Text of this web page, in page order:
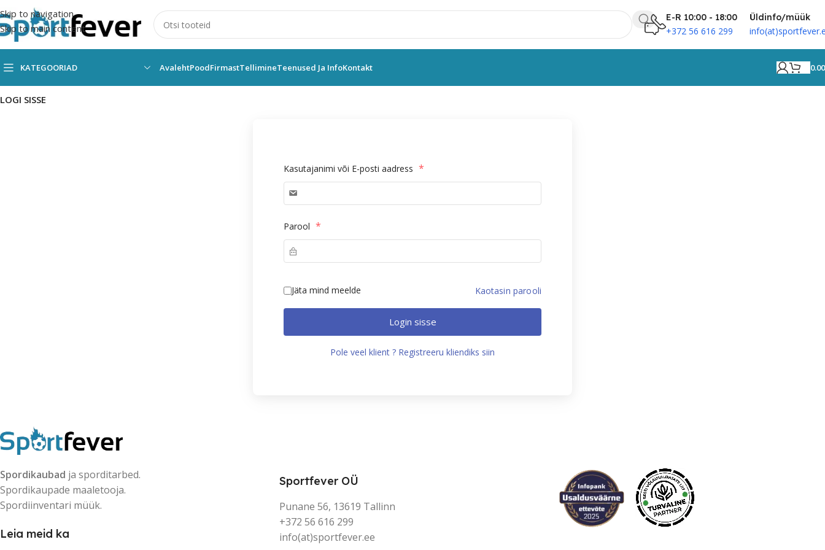
Skip to navigation
Skip to main content
E-R 10:00 - 18:00
+372 56 616 299
Üldinfo/müük
KATEGOORIAD AvalehtPoodFirmastTellimineTeenused Ja InfoKontakt
LOGI SISSE
Kasutajanimi või E-posti aadress *
Parool *
Jäta mind meelde Kaotasin parooli
Login sisse
Pole veel klient ? Registreeru kliendiks siin
Spordikaubad ja sporditarbed.
Spordikaupade maaletooja.
Spordiinventari müük.
Leia meid ka
Sportfever OÜ
Punane 56, 13619 Tallinn
+372 56 616 299
info(at)sportfever.ee